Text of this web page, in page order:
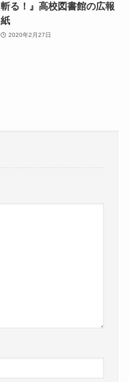
斬る！』高校図書館の広報
紙
2020年2月27日